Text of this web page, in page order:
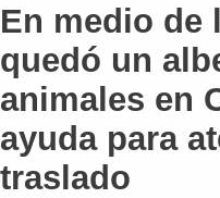
En medio de
quedó un
animales en
ayuda para
traslado